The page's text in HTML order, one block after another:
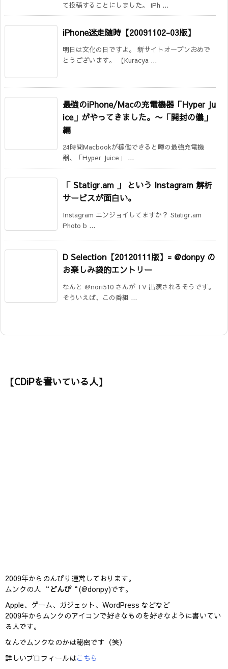
て投稿することにしました。 iPh ...
iPhone迷走随時【20091102-03版】
明日は文化の日ですよ。 新サイトオープンおめで
とうございます。 【Kuracya ...
最強のiPhone/Macの充電機器「Hyper Ju
ice」がやってきました。 〜「開封の儀」
編
24時間Macbookが稼働できると噂の最強充電機
器、「Hyper Juice」 ...
「 Statigr.am 」 という Instagram 解析
サービスが面白い。
Instagram エンジョイしてますか？ Statigr.am
Photo b ...
D Selection【20120111版】= @donpy の
お楽しみ袋的エントリー
なんと @nori510 さんが TV 出演されるそうです。
そういえば、この番組 ...
【CDiPを書いている人】
2009年からのんびり運営しております。
ムンクの人 “ どんぴ“(@donpy)です。
Apple、ゲーム、ガジェット、WordPress などなど
2009年からムンクのアイコンで好きなものを好きなように書いてい
る人です。
なんでムンクなのかは秘密です（笑）
詳しいプロフィールはこちら